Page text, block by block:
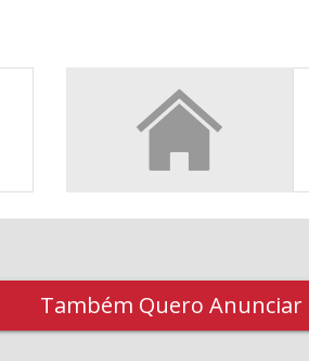
Também Quero Anunciar